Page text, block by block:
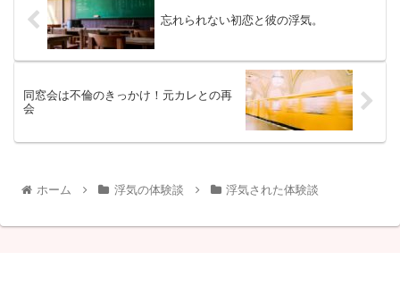
忘れられない初恋と彼の浮気。
同窓会は不倫のきっかけ！元カレとの再
会
ホーム 浮気の体験談 浮気された体験談